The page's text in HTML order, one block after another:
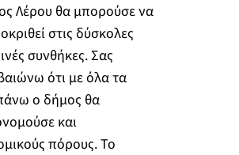
Λέρου θα μπορούσε να
στις δύσκολες
συνθήκες. Σας
ότι με όλα τα
ο δήμος θα
και
πόρους. Το